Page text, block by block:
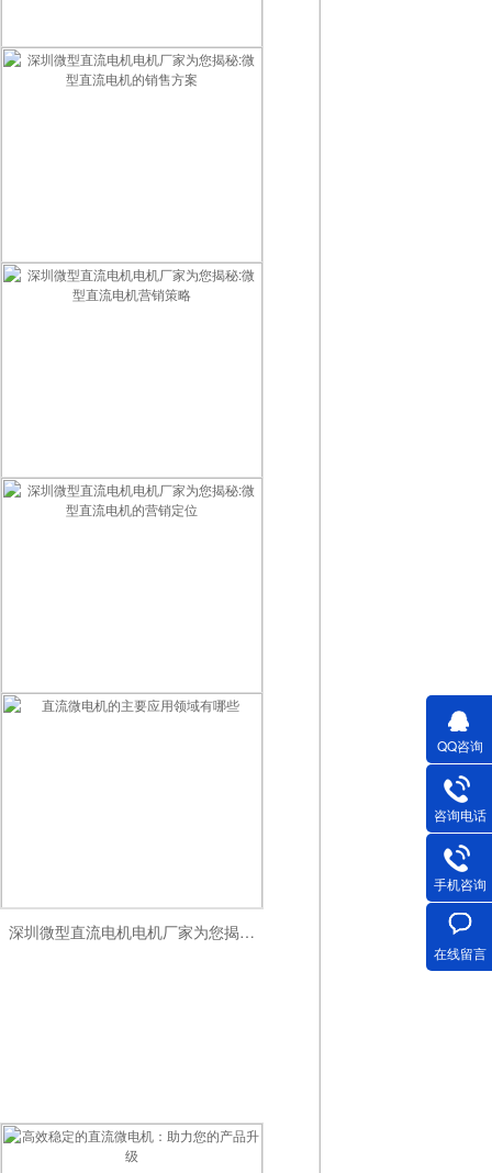
深圳微电机电机厂家为您揭秘:美容按摩仪电机有哪些
深圳微型直流电机电机厂家为您揭秘:微型直流电机的销售方案
深圳微型直流电机电机厂家为您揭秘:微型直流电机营销策略
直流微电机的主要应用领域有哪些
深圳微型直流电机电机厂家为您揭秘:如何选择合适的直流微电机以满足我的设备需求
QQ咨询
咨询电话
手机咨询
在线留言